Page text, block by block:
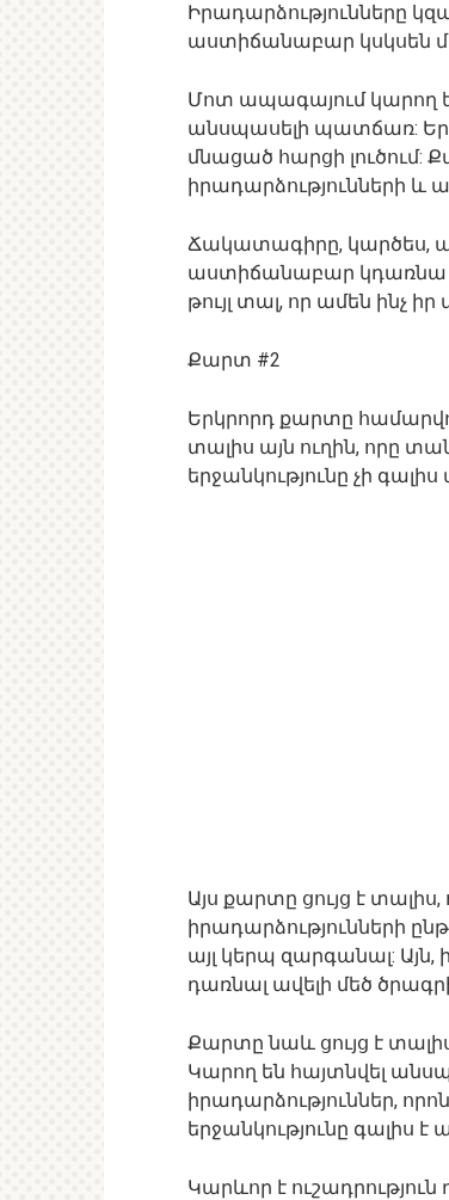
Իրադարձությունները
աստիճանաբար կսկսեն
Մոտ ապագայում կարող
անսպասելի պատճառ:
մնացած հարցի լուծում:
իրադարձությունների և
Ճակատագիրը, կարծես,
աստիճանաբար կդառնա
թույլ տալ, որ ամեն ինչ իր
Քարտ #2
Երկրորդ քարտը
տալիս այն ուղին, որը
երջանկությունը չի
Այս քարտը ցույց է
իրադարձությունների
այլ կերպ զարգանալ:
դառնալ ավելի մեծ
Քարտը նաև ցույց է
Կարող են հայտնվել
իրադարձություններ,
երջանկությունը գալիս
Կարևոր է